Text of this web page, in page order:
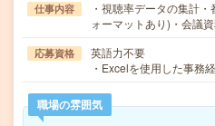
仕事内容
・視聴率データの集計
ォーマットあり)・会議
応募資格
英語力不要
・Excelを使用した事務
職場の雰囲気